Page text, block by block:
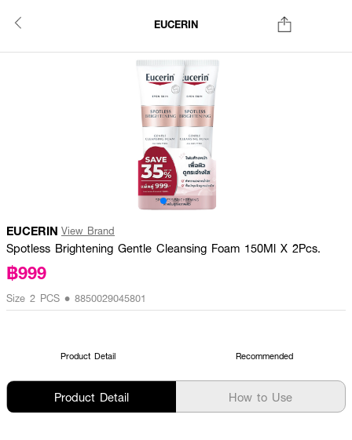
EUCERIN
EUCERIN View Brand
Spotless Brightening Gentle Cleansing Foam 150Ml X 2Pcs.
฿999
Size 2 PCS • 8850029045801
Product Detail Recommended
Product Detail How to Use